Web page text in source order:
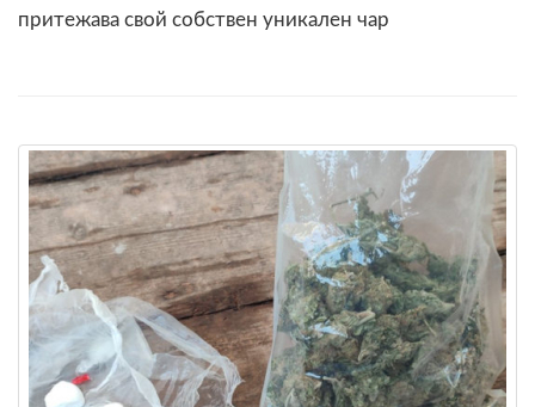
притежава свой собствен уникален чар